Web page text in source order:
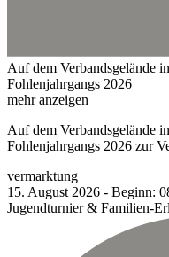
Auf dem Verbandsgelände
Fohlenjahrgangs 2026
mehr anzeigen
Auf dem Verbandsgelände
Fohlenjahrgangs 2026 zur
vermarktung
15. August 2026 - Beginn:
Jugendturnier & Familien-